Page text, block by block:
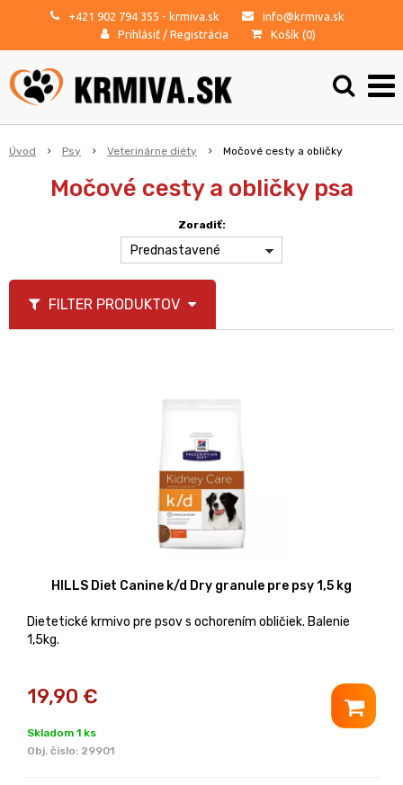
+421 902 794 355 - krmiva.sk
info@krmiva.sk
Prihlásiť / Registrácia Košík (0)
Úvod Psy Veterinárne diéty Močové cesty a obličky
Močové cesty a obličky psa
Zoradiť:
Prednastavené
FILTER PRODUKTOV
HILLS Diet Canine k/d Dry granule pre psy 1,5 kg
Dietetické krmivo pre psov s ochorením obličiek. Balenie
1,5kg.
19,90 €
Skladom 1 ks
Obj. čislo: 29901